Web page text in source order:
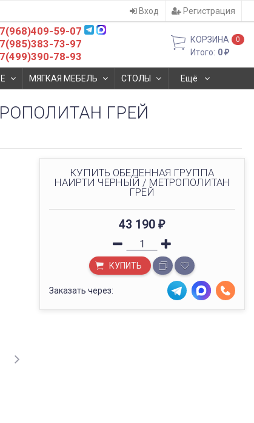
Вход Регистрация
59-07
73-97
78-93
КОРЗИНА 0
Итого: 0₽
МЯГКАЯ МЕБЕЛЬ СТОЛЫ Ещё
ГРЕЙ
КУПИТЬ ОБЕДЕННАЯ ГРУППА
НАИРТИ ЧЕРНЫЙ / МЕТРОПОЛИТАН
ГРЕЙ
43 190₽
КУПИТЬ
Заказать через: